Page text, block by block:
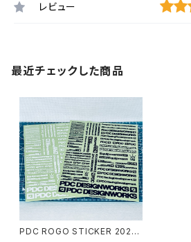
レビュー
最近チェックした商品
PDC ROGO STICKER 2022